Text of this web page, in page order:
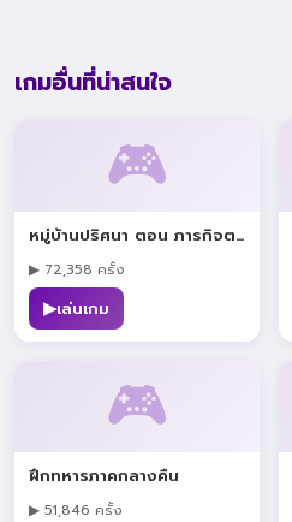
เกมอื่นที่น่าสนใจ
🎮
หมู่บ้านปริศนา ตอน ภารกิจตามสัตว์
▶ 72,358 ครั้ง
▶เล่นเกม
🎮
ฝึกทหารภาคกลางคืน
▶ 51,846 ครั้ง